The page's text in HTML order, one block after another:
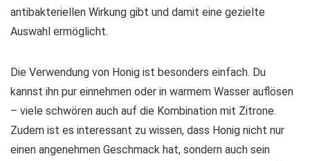
antibakteriellen Wirkung gibt und damit eine gezielte
Auswahl ermöglicht.
Die Verwendung von Honig ist besonders einfach. Du
kannst ihn pur einnehmen oder in warmem Wasser auflösen
– viele schwören auch auf die Kombination mit Zitrone.
Zudem ist es interessant zu wissen, dass Honig nicht nur
einen angenehmen Geschmack hat, sondern auch sein